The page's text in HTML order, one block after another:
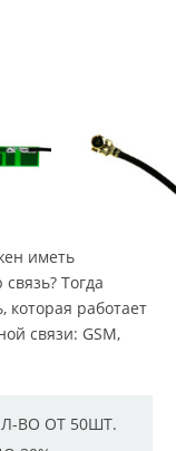
иметь
Тогда
которая работает
связи: GSM,
ВО ОТ 50ШТ.